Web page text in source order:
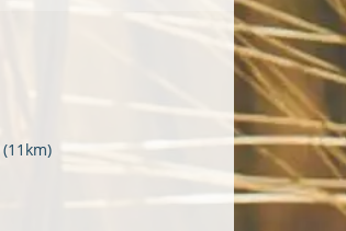
(11km)